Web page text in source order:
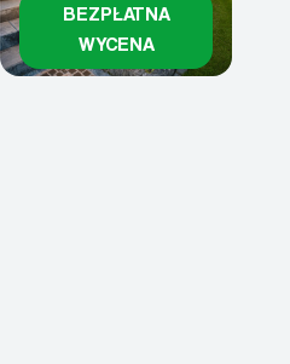
BEZPŁATNA
WYCENA